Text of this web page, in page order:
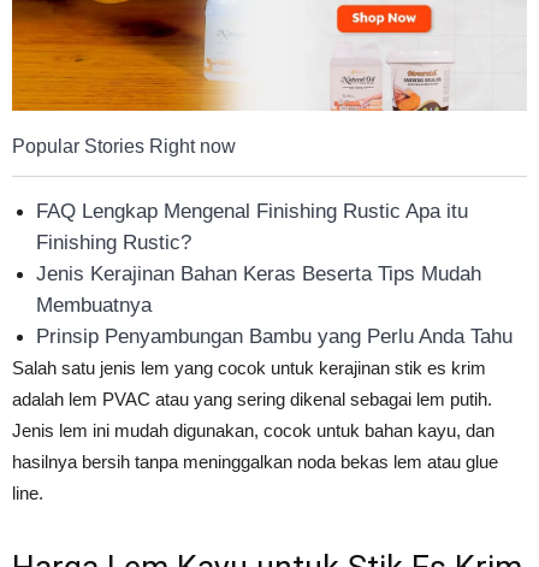
Popular Stories Right now
FAQ Lengkap Mengenal Finishing Rustic Apa itu
Finishing Rustic?
Jenis Kerajinan Bahan Keras Beserta Tips Mudah
Membuatnya
Prinsip Penyambungan Bambu yang Perlu Anda Tahu
Salah satu jenis lem yang cocok untuk kerajinan stik es krim
adalah lem PVAC atau yang sering dikenal sebagai lem putih.
Jenis lem ini mudah digunakan, cocok untuk bahan kayu, dan
hasilnya bersih tanpa meninggalkan noda bekas lem atau glue
line.